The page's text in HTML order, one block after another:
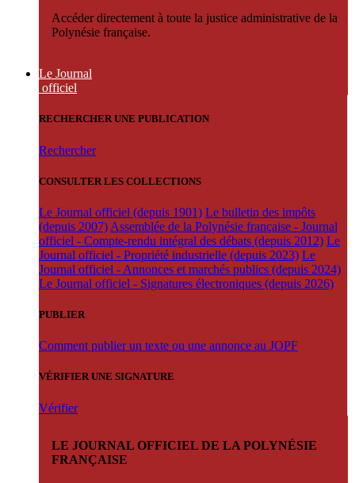
Accéder directement à toute la justice administrative de la
Polynésie française.
Le Journal
officiel
RECHERCHER UNE PUBLICATION
Rechercher
CONSULTER LES COLLECTIONS
Le Journal officiel (depuis 1901) Le bulletin des impôts
(depuis 2007) Assemblée de la Polynésie française - Journal
officiel - Compte-rendu intégral des débats (depuis 2012) Le
Journal officiel - Propriété industrielle (depuis 2023) Le
Journal officiel - Annonces et marchés publics (depuis 2024)
Le Journal officiel - Signatures électroniques (depuis 2026)
PUBLIER
Comment publier un texte ou une annonce au JOPF
VÉRIFIER UNE SIGNATURE
Vérifier
LE JOURNAL OFFICIEL DE LA POLYNÉSIE
FRANÇAISE